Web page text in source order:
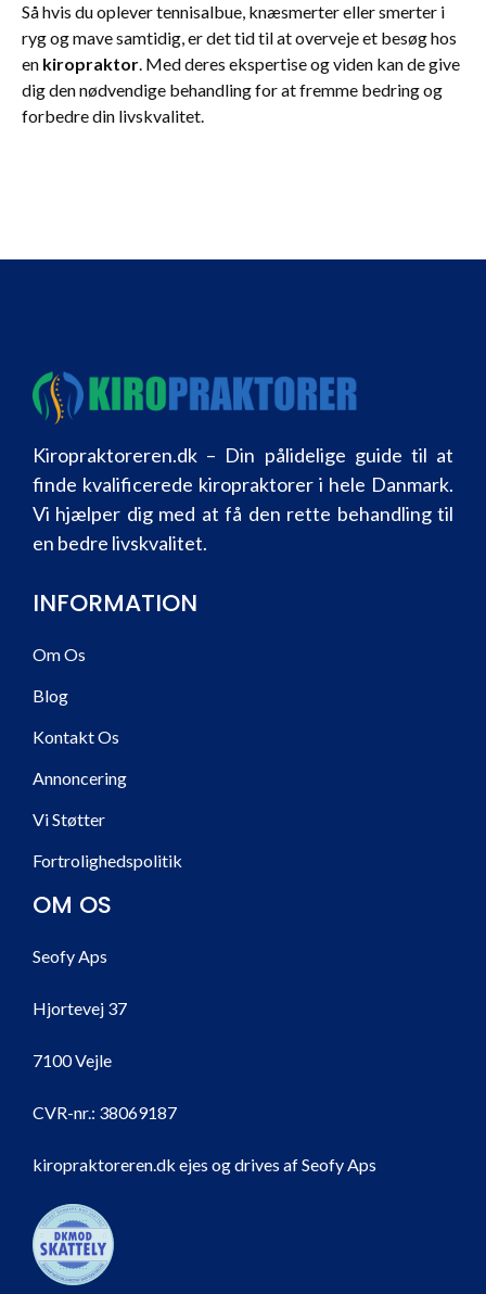
Så hvis du oplever tennisalbue, knæsmerter eller smerter i
ryg og mave samtidig, er det tid til at overveje et besøg hos
en kiropraktor. Med deres ekspertise og viden kan de give
dig den nødvendige behandling for at fremme bedring og
forbedre din livskvalitet.
Kiropraktoreren.dk – Din pålidelige guide til at
finde kvalificerede kiropraktorer i hele Danmark.
Vi hjælper dig med at få den rette behandling til
en bedre livskvalitet.
INFORMATION
Om Os
Blog
Kontakt Os
Annoncering
Vi Støtter
Fortrolighedspolitik
OM OS
Seofy Aps
Hjortevej 37
7100 Vejle
CVR-nr.: 38069187
kiropraktoreren.dk ejes og drives af Seofy Aps